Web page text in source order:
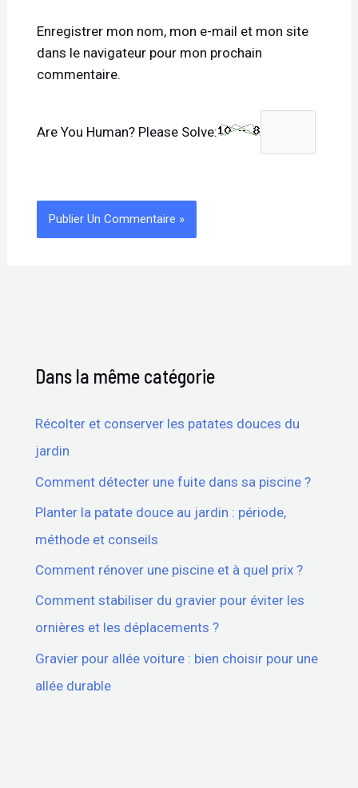
Enregistrer mon nom, mon e-mail et mon site
dans le navigateur pour mon prochain
commentaire.
Are You Human? Please Solve:
Dans la même catégorie
Récolter et conserver les patates douces du
jardin
Comment détecter une fuite dans sa piscine ?
Planter la patate douce au jardin : période,
méthode et conseils
Comment rénover une piscine et à quel prix ?
Comment stabiliser du gravier pour éviter les
ornières et les déplacements ?
Gravier pour allée voiture : bien choisir pour une
allée durable